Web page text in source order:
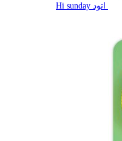
اتود Hi sunday